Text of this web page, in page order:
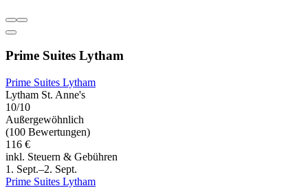
Prime Suites Lytham
Prime Suites Lytham
Lytham St. Anne's
10/10
Außergewöhnlich
(100 Bewertungen)
116 €
inkl. Steuern & Gebühren
1. Sept.–2. Sept.
Prime Suites Lytham